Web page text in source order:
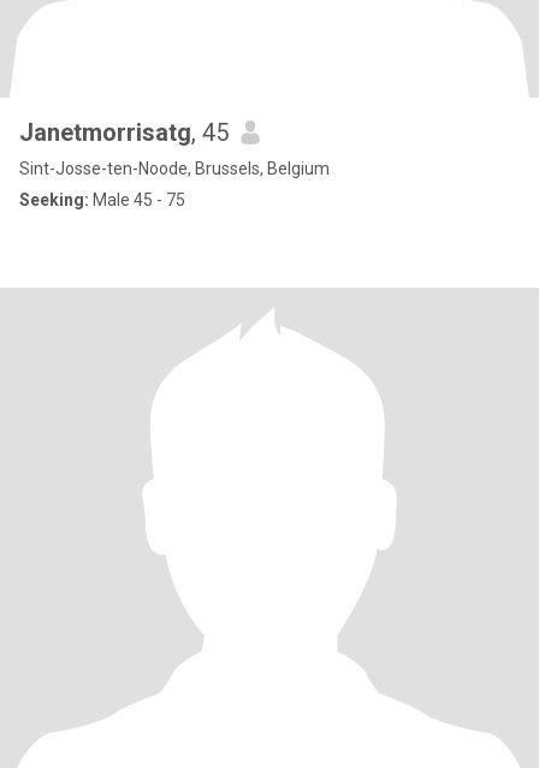
Janetmorrisatg, 45
Sint-Josse-ten-Noode, Brussels, Belgium
Seeking: Male 45 - 75